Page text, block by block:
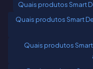
Quais produtos Smart
Quais produtos Smart
Quais produtos